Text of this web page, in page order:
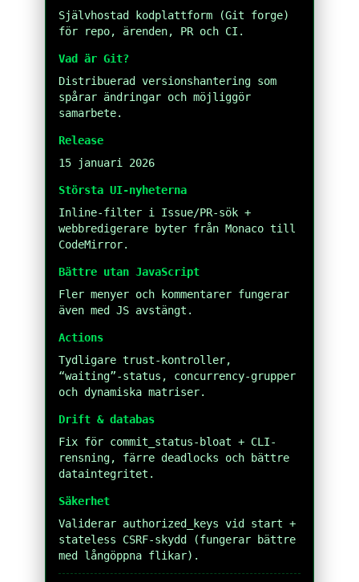
Självhostad kodplattform (Git forge)
för repo, ärenden, PR och CI.
Vad är Git?
Distribuerad versionshantering som
spårar ändringar och möjliggör
samarbete.
Release
15 januari 2026
Största UI-nyheterna
Inline-filter i Issue/PR-sök +
webbredigerare byter från Monaco till
CodeMirror.
Bättre utan JavaScript
Fler menyer och kommentarer fungerar
även med JS avstängt.
Actions
Tydligare trust-kontroller,
“waiting”-status, concurrency-grupper
och dynamiska matriser.
Drift & databas
Fix för commit_status-bloat + CLI-
rensning, färre deadlocks och bättre
dataintegritet.
Säkerhet
Validerar authorized_keys vid start +
stateless CSRF-skydd (fungerar bättre
med långöppna flikar).